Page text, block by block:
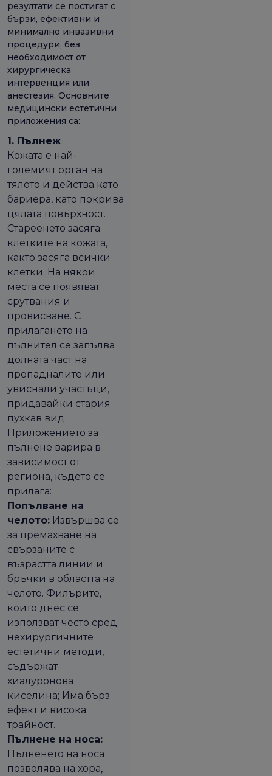
резултати се постигат с
бързи, ефективни и
минимално инвазивни
процедури, без
необходимост от
хирургическа
интервенция или
анестезия. Основните
медицински естетични
приложения са:
1. Пълнеж
Кожата е най-
големият орган на
тялото и действа като
бариера, като покрива
цялата повърхност.
Стареенето засяга
клетките на кожата,
както засяга всички
клетки. На някои
места се появяват
срутвания и
провисване. С
прилагането на
пълнител се запълва
долната част на
пропадналите или
увиснали участъци,
придавайки стария
пухкав вид.
Приложението за
пълнене варира в
зависимост от
региона, където се
прилага:
Попълване на
челото: Извършва се
за премахване на
свързаните с
възрастта линии и
бръчки в областта на
челото. Филърите,
които днес се
използват често сред
нехирургичните
естетични методи,
съдържат
хиалуронова
киселина; Има бърз
ефект и висока
трайност.
Пълнене на носа:
Пълненето на носа
позволява на хора,